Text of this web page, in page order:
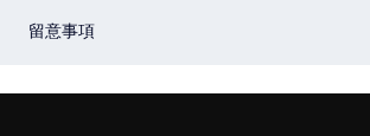
留意事項